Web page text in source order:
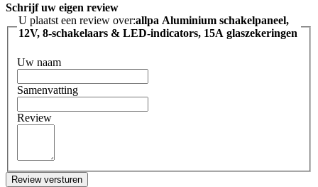
Schrijf uw eigen review
U plaatst een review over:allpa Aluminium schakelpaneel,
12V, 8-schakelaars & LED-indicators, 15A glaszekeringen
Uw naam
Samenvatting
Review
Review versturen